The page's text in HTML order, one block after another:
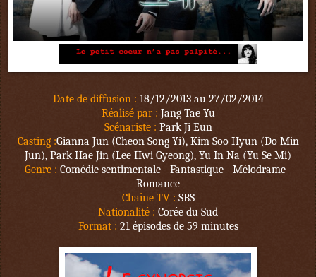
Date de diffusion : 18/12/2013 au 27/02/2014
Réalisé par : Jang Tae Yu
Scénariste : Park Ji Eun
Casting :Gianna Jun (Cheon Song Yi), Kim Soo Hyun (Do Min
Jun), Park Hae Jin (Lee Hwi Gyeong), Yu In Na (Yu Se Mi)
Genre : Comédie sentimentale - Fantastique - Mélodrame -
Romance
Chaîne TV : SBS
Nationalité : Corée du Sud
Format : 21 épisodes de 59 minutes